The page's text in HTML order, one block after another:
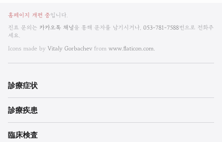
뉴
스
비
엠
한
방
내
과
한
의
홈페이지 개편 중입니다.
진료 문의는 카카오톡 채널을 통해 문자를 남기시거나, 053-781-7588번으로 전화주
세요.
Icons made by Vitaly Gorbachev from www.flaticon.com.
診療症状
診療疾患
臨床検査